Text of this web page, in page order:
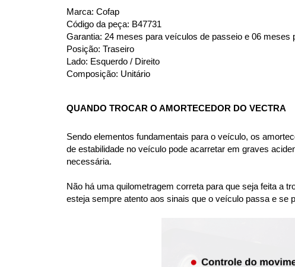
Marca: Cofap
Código da peça: B47731
Garantia: 24 meses para veículos de passeio e 06 meses
Posição: Traseiro
Lado: Esquerdo / Direito
Composição: Unitário
QUANDO TROCAR O AMORTECEDOR DO VECTRA
Sendo elementos fundamentais para o veículo, os
de estabilidade no veículo pode acarretar em graves
necessária.
Não há uma quilometragem correta para que seja feita a
esteja sempre atento aos sinais que o veículo passa e se